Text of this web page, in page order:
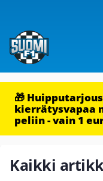
🎁
kierrätysvapaa
peliin - vain 1
Kaikki